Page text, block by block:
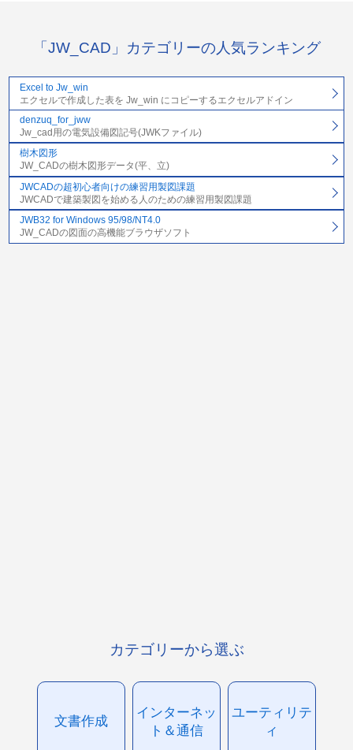
「JW_CAD」カテゴリーの人気ランキング
Excel to Jw_win
エクセルで作成した表を Jw_win にコピーするエクセルアドイン
denzuq_for_jww
Jw_cad用の電気設備図記号(JWKファイル)
樹木図形
JW_CADの樹木図形データ(平、立)
JWCADの超初心者向けの練習用製図課題
JWCADで建築製図を始める人のための練習用製図課題
JWB32 for Windows 95/98/NT4.0
JW_CADの図面の高機能ブラウザソフト
カテゴリーから選ぶ
文書作成
インターネッ
ト＆通信
ユーティリテ
ィ